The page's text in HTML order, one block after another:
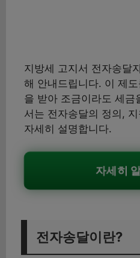
지방세 고지서 전자송달
해 안내드립니다. 이 제
을 받아 조금이라도 세금
서는 전자송달의 정의,
자세히 설명합니다.
자세히
전자송달이란?